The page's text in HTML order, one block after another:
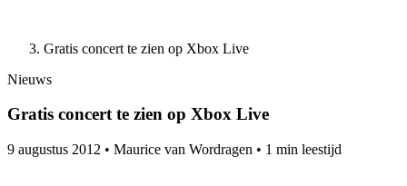
Gratis concert te zien op Xbox Live
Nieuws
Gratis concert te zien op Xbox Live
9 augustus 2012 • Maurice van Wordragen • 1 min leestijd